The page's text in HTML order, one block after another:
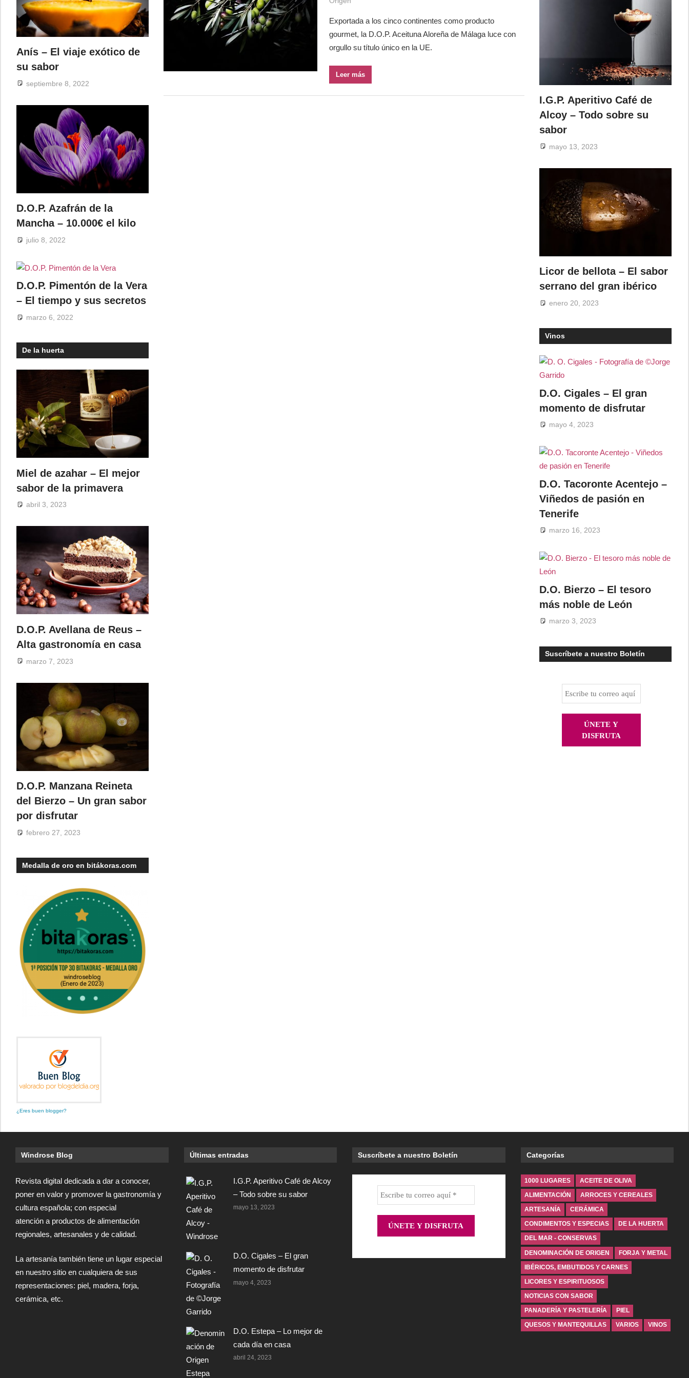
Exportada a los cinco continentes como producto
gourmet, la D.O.P. Aceituna Aloreña de Málaga luce con
orgullo su título único en la UE.
Leer más
Anís – El viaje exótico de
su sabor
septiembre 8, 2022
D.O.P. Azafrán de la
Mancha – 10.000€ el kilo
julio 8, 2022
D.O.P. Pimentón de la Vera
– El tiempo y sus secretos
marzo 6, 2022
De la huerta
Miel de azahar – El mejor
sabor de la primavera
abril 3, 2023
D.O.P. Avellana de Reus –
Alta gastronomía en casa
marzo 7, 2023
D.O.P. Manzana Reineta
del Bierzo – Un gran sabor
por disfrutar
febrero 27, 2023
Medalla de oro en bitákoras.com
¿Eres buen blogger?
I.G.P. Aperitivo Café de
Alcoy – Todo sobre su
sabor
mayo 13, 2023
Licor de bellota – El sabor
serrano del gran ibérico
enero 20, 2023
Vinos
D.O. Cigales – El gran
momento de disfrutar
mayo 4, 2023
D.O. Tacoronte Acentejo –
Viñedos de pasión en
Tenerife
marzo 16, 2023
D.O. Bierzo – El tesoro
más noble de León
marzo 3, 2023
Suscríbete a nuestro Boletín
Windrose Blog
Revista digital dedicada a dar a conocer,
poner en valor y promover la gastronomía y
cultura española; con especial
atención a productos de alimentación
regionales, artesanales y de calidad.
La artesanía también tiene un lugar especial
en nuestro sitio en cualquiera de sus
representaciones: piel, madera, forja,
cerámica, etc.
Últimas entradas
I.G.P. Aperitivo Café de Alcoy
– Todo sobre su sabor
mayo 13, 2023
D.O. Cigales – El gran
momento de disfrutar
mayo 4, 2023
D.O. Estepa – Lo mejor de
cada día en casa
abril 24, 2023
Suscríbete a nuestro Boletín Categorías
1000 LUGARES ACEITE DE OLIVA
ALIMENTACIÓN ARROCES Y CEREALES
ARTESANÍA CERÁMICA
CONDIMENTOS Y ESPECIAS DE LA HUERTA
DEL MAR - CONSERVAS
DENOMINACIÓN DE ORIGEN FORJA Y METAL
IBÉRICOS, EMBUTIDOS Y CARNES
LICORES Y ESPIRITUOSOS
NOTICIAS CON SABOR
PANADERÍA Y PASTELERÍA PIEL
QUESOS Y MANTEQUILLAS VARIOS VINOS